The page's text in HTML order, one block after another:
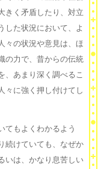
きく矛盾したり、対立
した状況において、よ
々の状況や意見は、ほ
の力で、昔からの伝統
、あまり深く調べるこ
々に強く押し付けてし
てもよくわかるよう
続けていても、なぜか
いは、かなり息苦しい